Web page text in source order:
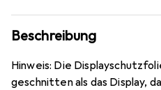
Beschreibung
Hinweis: Die
geschnitten als das Display,